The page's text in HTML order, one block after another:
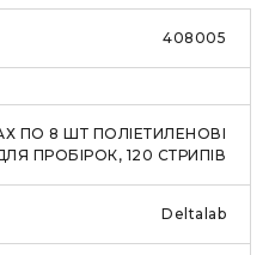
408005
ПО 8 ШТ ПОЛІЕТИЛЕНОВІ
ПРОБІРОК, 120 СТРИПІВ
Deltalab